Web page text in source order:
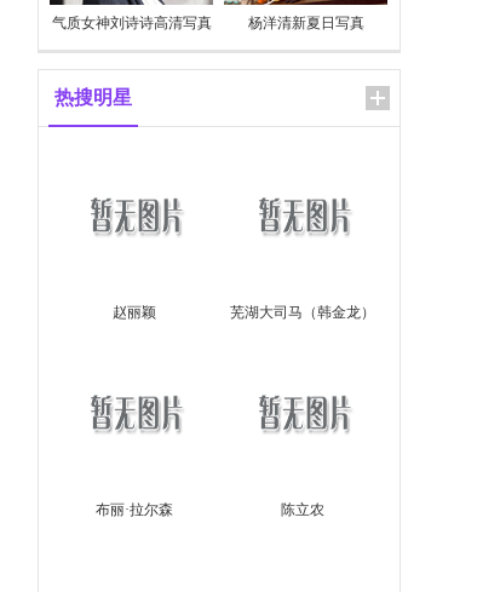
气质女神刘诗诗高清写真 杨洋清新夏日写真
热搜明星
赵丽颖 芜湖大司马（韩金龙）
布丽·拉尔森 陈立农